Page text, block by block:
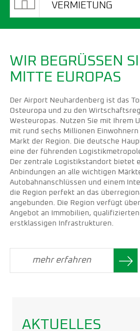
VERMIETUNG
WIR BEGRÜSSEN
ITTE EUROPAS
Der Airport Neuhardenberg ist das
Osteuropa und zu den
Westeuropas. Nutzen Sie mit Ihrem
mit rund sechs Millionen
Markt der Region. Die deutsche
eine der führenden
Der zentrale Logistikstandort bietet
Anbindungen an alle wichtigen
Autobahnanschlüssen und einem
die Region perfekt an das
angebunden. Die Region verfügt
Angebot an Immobilien,
erstklassigen Infrastrukturen.
mehr erfahren
AKTUELLES